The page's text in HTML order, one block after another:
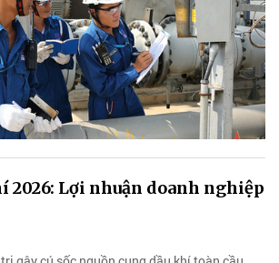
2026: Lợi nhuận doanh nghiệp